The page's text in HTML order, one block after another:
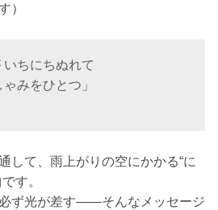
）
いちにちぬれて
みをひとつ」
して、雨上がりの空にかかる“に
す。
ず光が差す——そんなメッセージ